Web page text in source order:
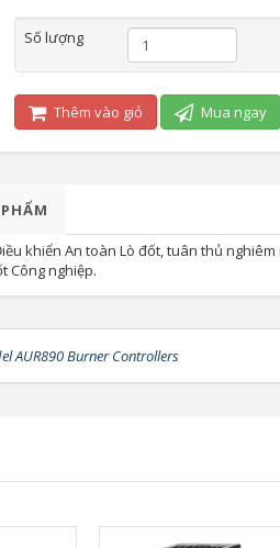
Số lượng
Thêm vào giỏ Mua ngay
khiển An toàn Lò đốt, tuân thủ
Công nghiệp.
AUR890 Burner Controllers